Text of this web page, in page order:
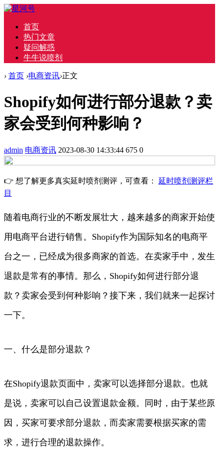
首页
热门文章
疑问解惑
牛牛说喷剂
› 首页 ›电商资讯›正文
Shopify如何进行部分退款？卖
家会受到何种影响？
admin 电商资讯 2023-08-30 14:33:44 675 0
👉 想了解更多真实延时喷剂测评，可查看： 延时喷剂测评栏
目
随着电商行业的不断发展壮大，越来越多的商家开始使
用电商平台进行销售。Shopify作为国际知名的电商平
台之一，已经成为很多商家的首选。在卖家手中，发生
退款是常有的事情。那么，Shopify如何进行部分退
款？卖家会受到何种影响？接下来，我们就来一起探讨
一下。
一、什么是部分退款？
在Shopify退款页面中，卖家可以选择部分退款。也就
是说，卖家可以自己设置退款金额。同时，由于某些原
因，买家可要求部分退款，而卖家需要根据买家的需
求，进行合理的退款操作。